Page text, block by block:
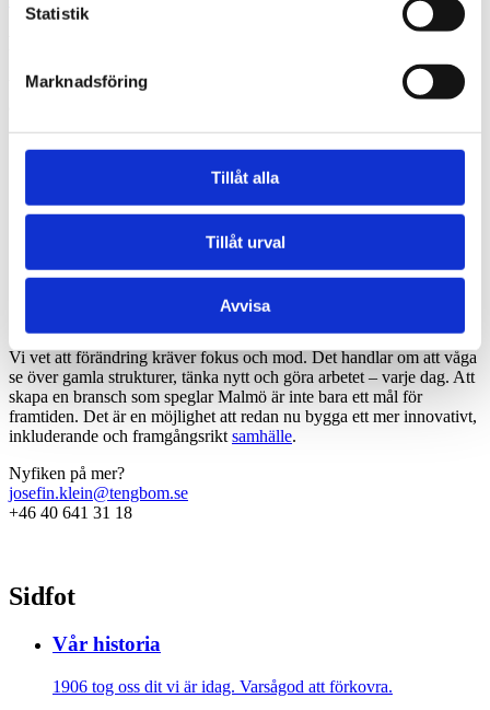
Statistik
Marknadsföring
Tillåt alla
Tillåt urval
Avvisa
Vår del i det här arbetet är konkret och långsiktigt. Vi (liksom de
Mäta och följa upp våra framsteg för att säkerställa att vi gör
Utveckla och efterleva en inkluderingspolicy som ständigt
Stötta utbildningsinsatser som öppnar dörrar för fler in i
Vi vet att förändring kräver fokus och mod. Det handlar om att våga
se över gamla strukturer, tänka nytt och göra arbetet – varje dag. Att
skapa en bransch som speglar Malmö är inte bara ett mål för
framtiden. Det är en möjlighet att redan nu bygga ett mer innovativt,
inkluderande och framgångsrikt samhälle.
Nyfiken på mer?
josefin.klein@tengbom.se
+46 40 641 31 18
Sidfot
Vår historia
1906 tog oss dit vi är idag. Varsågod att förkovra.